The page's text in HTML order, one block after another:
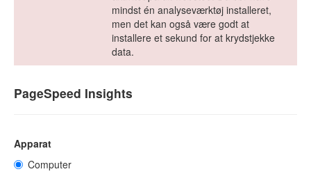
mindst én analyseværktøj installeret,
men det kan også være godt at
installere et sekund for at krydstjekke
data.
PageSpeed Insights
Apparat
Computer